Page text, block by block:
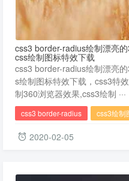
css3 border-radius绘制漂亮
css绘制图标特效下载
css3 border-radius绘制漂亮
s绘制图标特效下载，css3特
制360浏览器效果,css3绘制 ···
css3 border-radius css3绘制
2020-02-05